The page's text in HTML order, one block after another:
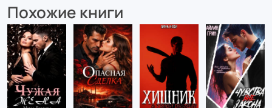
Похожие книги